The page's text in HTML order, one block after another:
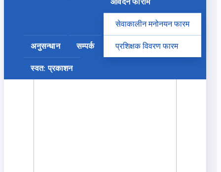
अनुसन्धान सम्पर्क
सेवाकालीन मनोनयन फारम
प्रशिक्षक विवरण फारम
स्वत: प्रकाशन